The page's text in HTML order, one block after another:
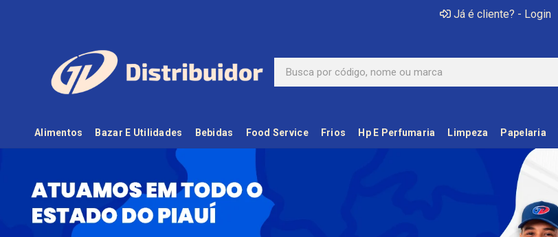
Já é cliente? - Login
Alimentos Bazar E Utilidades Bebidas Food Service Frios Hp E Perfumaria Limpeza Papelaria